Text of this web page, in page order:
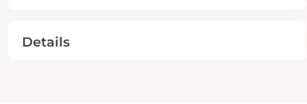
Details